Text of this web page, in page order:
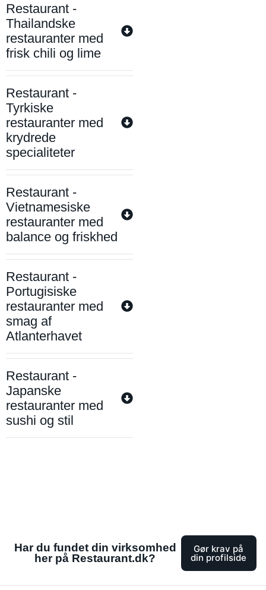
Restaurant -
Thailandske
restauranter med
frisk chili og lime
Restaurant -
Tyrkiske
restauranter med
krydrede
specialiteter
Restaurant -
Vietnamesiske
restauranter med
balance og friskhed
Restaurant -
Portugisiske
restauranter med
smag af
Atlanterhavet
Restaurant -
Japanske
restauranter med
sushi og stil
Har du fundet din virksomhed
her på Restaurant.dk?
Gør krav på
din profilside